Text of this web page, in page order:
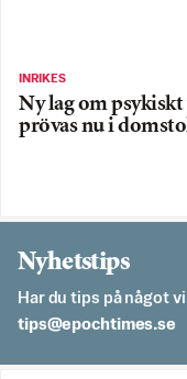
INRIKES
Ny lag om psykiskt
prövas nu i
Nyhetstips
Har du tips på något
es.semithcope@spit